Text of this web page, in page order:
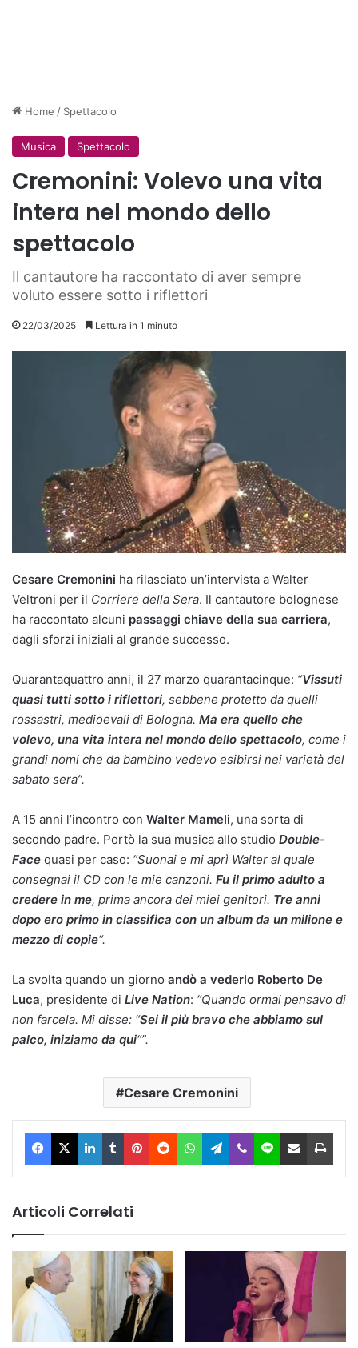
Home / Spettacolo
Musica Spettacolo
Cremonini: Volevo una vita
intera nel mondo dello
spettacolo
Il cantautore ha raccontato di aver sempre
voluto essere sotto i riflettori
22/03/2025 Lettura in 1 minuto
Cesare Cremonini ha rilasciato un’intervista a Walter
Veltroni per il Corriere della Sera. Il cantautore bolognese
ha raccontato alcuni passaggi chiave della sua carriera,
dagli sforzi iniziali al grande successo.
Quarantaquattro anni, il 27 marzo quarantacinque: “Vissuti
quasi tutti sotto i riflettori, sebbene protetto da quelli
rossastri, medioevali di Bologna. Ma era quello che
volevo, una vita intera nel mondo dello spettacolo, come i
grandi nomi che da bambino vedevo esibirsi nei varietà del
sabato sera”.
A 15 anni l’incontro con Walter Mameli, una sorta di
secondo padre. Portò la sua musica allo studio Double-
Face quasi per caso: “Suonai e mi aprì Walter al quale
consegnai il CD con le mie canzoni. Fu il primo adulto a
credere in me, prima ancora dei miei genitori. Tre anni
dopo ero primo in classifica con un album da un milione e
mezzo di copie“.
La svolta quando un giorno andò a vederlo Roberto De
Luca, presidente di Live Nation: “Quando ormai pensavo di
non farcela. Mi disse: “Sei il più bravo che abbiamo sul
palco, iniziamo da qui“”.
Cesare Cremonini
Facebook
X LinkedIn
TumblrPinterest
RedditWhatsAppTelegram
ViberLine Condividi via Email
Articoli Correlati